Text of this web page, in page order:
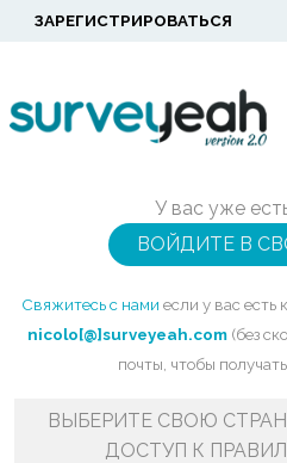
ЗАРЕГИСТРИРОВАТЬСЯ
У вас уже
ВОЙДИТЕ В
Свяжитесь с нами если у вас есть
nicolo[@]surveyeah.com(без
почты, чтобы
ВЫБЕРИТЕ СВОЮ
ДОСТУП К